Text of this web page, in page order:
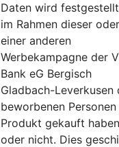
Daten wird
im Rahmen dieser oder
einer anderen
Werbekampagne der
Bank eG Bergisch
Gladbach-Leverkusen
beworbenen
Produkt gekauft haben
oder nicht. Dies